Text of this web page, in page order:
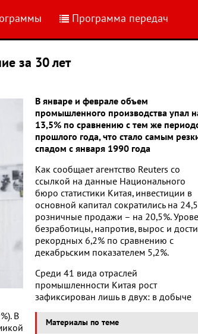
Программа передач
за 30 лет
В январе и феврале объем
промышленного производства упал
13,5% по сравнению с тем же
прошлого года, что стало самым
спадом с января 1990 года
Материалы по теме
Как сообщает агентство Reuters со
ссылкой на данные Национального
бюро статистики Китая, инвестиции в
основной капитал сократились на
розничные продажи – на 20,5%.
безработицы, напротив, вырос и
рекордных 6,2% по сравнению с
декабрьским показателем 5,2%.
Среди 41 вида отраслей
промышленности Китая рост
зафиксирован лишь в двух: в добыче
В